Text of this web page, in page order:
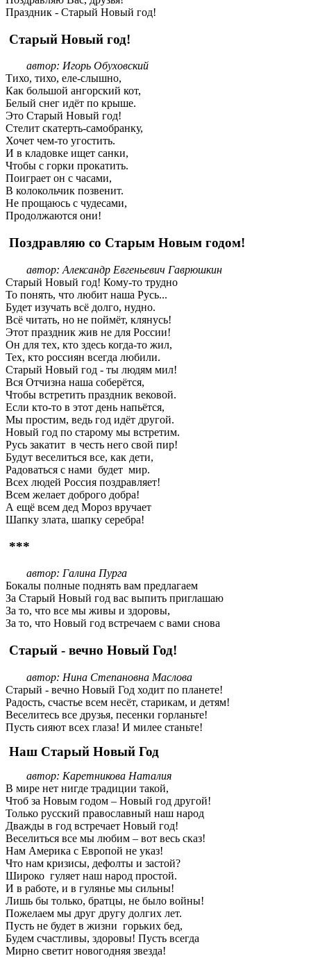
Праздник - Старый Новый год!
Старый Новый год!
автор: Игорь Обуховский
Тихо, тихо, еле-слышно,
Как большой ангорский кот,
Белый снег идёт по крыше.
Это Старый Новый год!
Стелит скатерть-самобранку,
Хочет чем-то угостить.
И в кладовке ищет санки,
Чтобы с горки прокатить.
Поиграет он с часами,
В колокольчик позвенит.
Не прощаюсь с чудесами,
Продолжаются они!
Поздравляю со Старым Новым годом!
автор: Александр Евгеньевич Гаврюшкин
Старый Новый год! Кому-то трудно
То понять, что любит наша Русь...
Будет изучать всё долго, нудно.
Всё читать, но не поймёт, клянусь!
Этот праздник жив не для России!
Он для тех, кто здесь когда-то жил,
Тех, кто россиян всегда любили.
Старый Новый год - ты людям мил!
Вся Отчизна наша соберётся,
Чтобы встретить праздник вековой.
Если кто-то в этот день напьётся,
Мы простим, ведь год идёт другой.
Новый год по старому мы встретим.
Русь закатит в честь него свой пир!
Будут веселиться все, как дети,
Радоваться с нами будет мир.
Всех людей Россия поздравляет!
Всем желает доброго добра!
А ещё всем дед Мороз вручает
Шапку злата, шапку серебра!
***
автор: Галина Пурга
Бокалы полные поднять вам предлагаем
За Старый Новый год вас выпить приглашаю
За то, что все мы живы и здоровы,
За то, что Новый год встречаем с вами снова
Старый - вечно Новый Год!
автор: Нина Степановна Маслова
Старый - вечно Новый Год ходит по планете!
Радость, счастье всем несёт, старикам, и детям!
Веселитесь все друзья, песенки горланьте!
Пусть сияют всех глаза! И милее станьте!
Наш Старый Новый Год
автор: Каретникова Наталия
В мире нет нигде традиции такой,
Чтоб за Новым годом – Новый год другой!
Только русский православный наш народ
Дважды в год встречает Новый год!
Веселиться все мы любим – вот весь сказ!
Нам Америка с Европой не указ!
Что нам кризисы, дефолты и застой?
Широко гуляет наш народ простой.
И в работе, и в гулянье мы сильны!
Лишь бы только, братцы, не было войны!
Пожелаем мы друг другу долгих лет.
Пусть не будет в жизни горьких бед,
Будем счастливы, здоровы! Пусть всегда
Мирно светит новогодняя звезда!